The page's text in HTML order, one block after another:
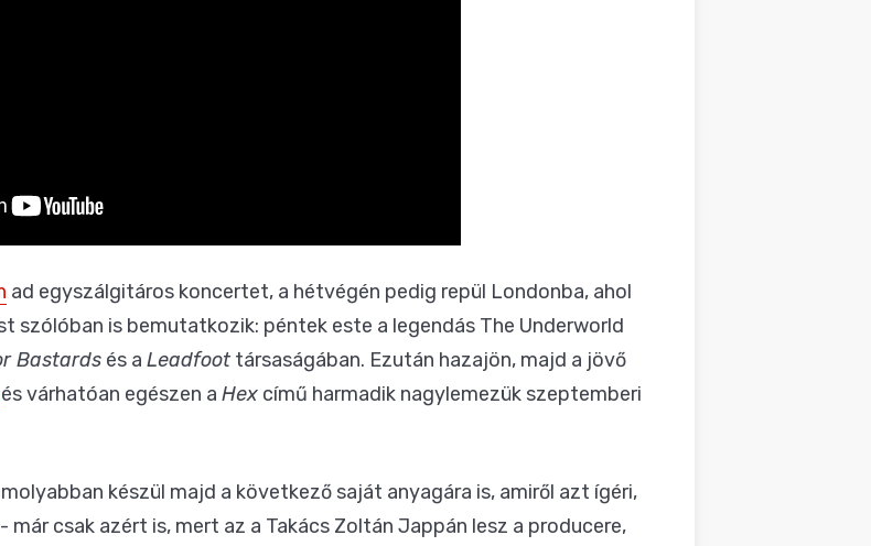
ad egyszálgitáros koncertet, a hétvégén pedig repül Londonba, ahol
szólóban is bemutatkozik: péntek este a legendás The Underworld
Bastards és a Leadfoot társaságában. Ezután hazajön, majd a jövő
és várhatóan egészen a Hex című harmadik nagylemezük szeptemberi
készül majd a következő saját anyagára is, amiről azt ígéri,
csak azért is, mert az a Takács Zoltán Jappán lesz a producere,